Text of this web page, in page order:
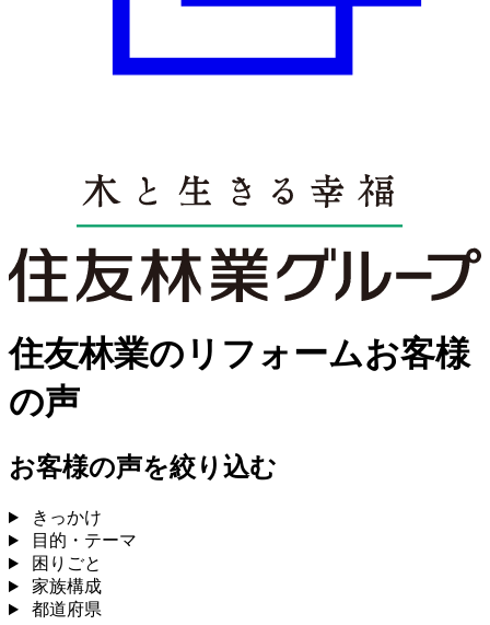
住友林業のリフォームお客様
の声
お客様の声を絞り込む
きっかけ
目的・テーマ
困りごと
家族構成
都道府県